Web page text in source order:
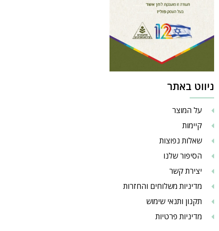
ניווט באתר
על המוצר
קיימות
שאלות נפוצות
הסיפור שלנו
יצירת קשר
מדיניות משלוחים והחזרות
תקנון ותנאי שימוש
מדיניות פרטיות